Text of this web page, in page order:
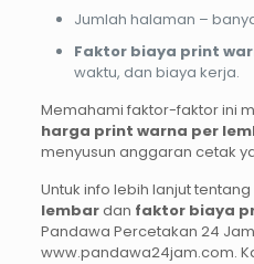
Jumlah halaman –
Faktor biaya print
waktu, dan biaya kerja.
Memahami faktor-faktor ini
harga print warna per
menyusun anggaran cetak
Untuk info lebih lanjut tentang
lembardan faktor biaya
Pandawa Percetakan 24
www.pandawa24jam.com.